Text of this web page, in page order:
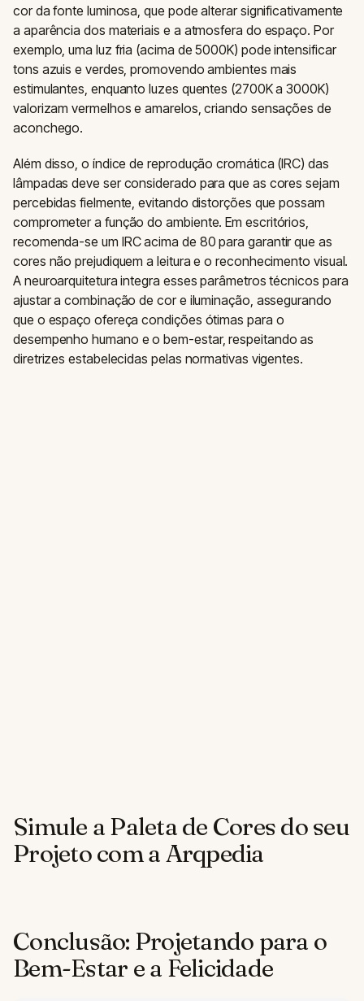
cor da fonte luminosa, que pode alterar significativamente
a aparência dos materiais e a atmosfera do espaço. Por
exemplo, uma luz fria (acima de 5000K) pode intensificar
tons azuis e verdes, promovendo ambientes mais
estimulantes, enquanto luzes quentes (2700K a 3000K)
valorizam vermelhos e amarelos, criando sensações de
aconchego.
Além disso, o índice de reprodução cromática (IRC) das
lâmpadas deve ser considerado para que as cores sejam
percebidas fielmente, evitando distorções que possam
comprometer a função do ambiente. Em escritórios,
recomenda-se um IRC acima de 80 para garantir que as
cores não prejudiquem a leitura e o reconhecimento visual.
A neuroarquitetura integra esses parâmetros técnicos para
ajustar a combinação de cor e iluminação, assegurando
que o espaço ofereça condições ótimas para o
desempenho humano e o bem-estar, respeitando as
diretrizes estabelecidas pelas normativas vigentes.
Simule a Paleta de Cores do seu
Projeto com a Arqpedia
Conclusão: Projetando para o
Bem-Estar e a Felicidade